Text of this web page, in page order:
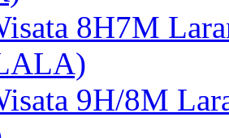
8H7M
9H/8M